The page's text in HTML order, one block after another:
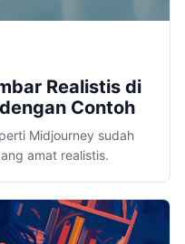
Realistis di
Contoh
Midjourney sudah
amat realistis.